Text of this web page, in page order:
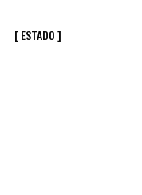
[ ESTADO ]